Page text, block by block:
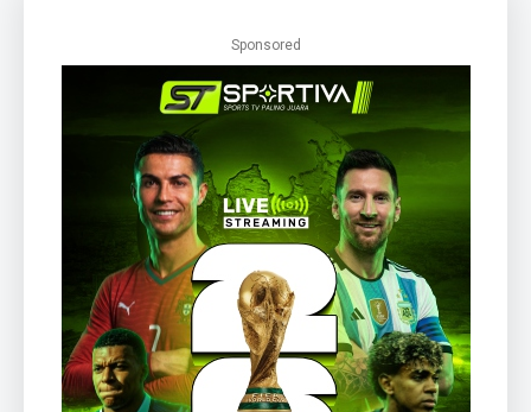
Sponsored